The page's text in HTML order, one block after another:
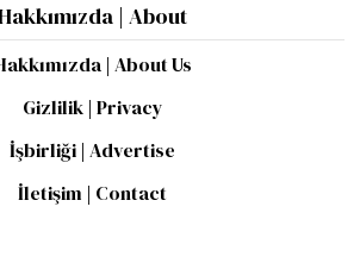
| About
| About Us
Gizlilik | Privacy
İşbirliği | Advertise
İletişim | Contact